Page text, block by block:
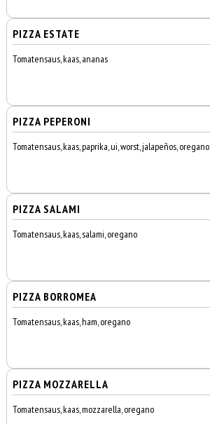
PIZZA ESTATE
Tomatensaus, kaas, ananas
PIZZA PEPERONI
Tomatensaus, kaas, paprika, ui, worst, jalapeños, oregano
PIZZA SALAMI
Tomatensaus, kaas, salami, oregano
PIZZA BORROMEA
Tomatensaus, kaas, ham, oregano
PIZZA MOZZARELLA
Tomatensaus, kaas, mozzarella, oregano